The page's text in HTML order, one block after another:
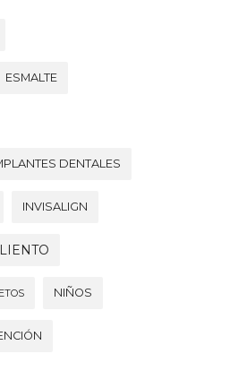
ESMALTE
DENTALES
INVISALIGN
NIÑOS